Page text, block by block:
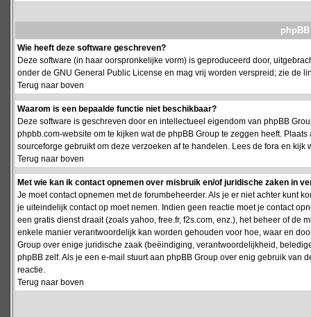
Wie heeft deze software geschreven?
Deze software (in haar oorspronkelijke vorm) is geproduceerd door,
onder de GNU General Public License en mag vrij worden verspreid; zie de
Terug naar boven
Waarom is een bepaalde functie niet beschikbaar?
Deze software is geschreven door en intellectueel eigendom van phpBB
phpbb.com-website om te kijken wat de phpBB Group te zeggen heeft.
sourceforge gebruikt om deze verzoeken af te handelen. Lees de fora en
Terug naar boven
Met wie kan ik contact opnemen over misbruik en/of juridische zaken in
Je moet contact opnemen met de forumbeheerder. Als je er niet achter kunt
je uiteindelijk contact op moet nemen. Indien geen reactie moet je contact
een gratis dienst draait (zoals yahoo, free.fr, f2s.com, enz.), het beheer of
enkele manier verantwoordelijk kan worden gehouden voor hoe, waar en
Group over enige juridische zaak (beëindiging, verantwoordelijkheid,
phpBB zelf. Als je een e-mail stuurt aan phpBB Group over enig gebruik
reactie.
Terug naar boven